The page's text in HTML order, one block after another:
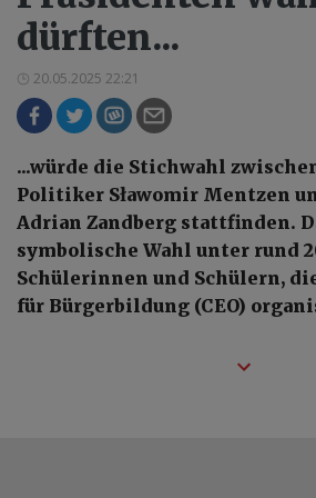
dürften...
20.05.2025 22:21
...würde die Stichwahl
Politiker Sławomir Mentzen
Adrian Zandberg stattfinden.
symbolische Wahl unter rund
Schülerinnen und Schülern,
für Bürgerbildung (CEO)